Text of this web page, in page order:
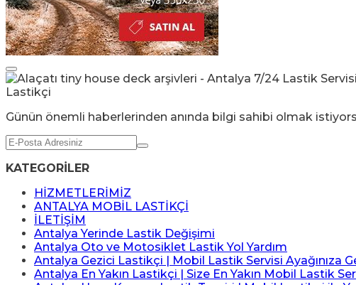
Günün önemli haberlerinden anında bilgi sahibi olmak
KATEGORİLER
HİZMETLERİMİZ
ANTALYA MOBİL LASTİKÇİ
İLETİŞİM
Antalya Yerinde Lastik Değişimi
Antalya Oto ve Motosiklet Lastik Yol Yardım
Antalya Gezici Lastikçi | Mobil Lastik Servisi Ayağınıza
Antalya En Yakın Lastikçi | Size En Yakın Mobil Lastik